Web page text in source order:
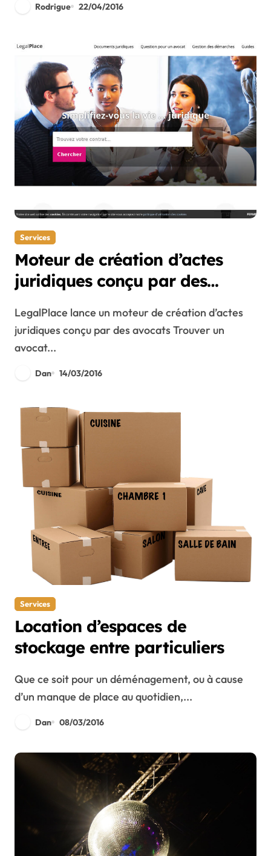
Rodrigue 22/04/2016
Services
Moteur de création d’actes
juridiques conçu par des
LegalPlace lance un moteur de création d’actes
juridiques conçu par des avocats Trouver un
avocat...
Dan 14/03/2016
Services
Location d’espaces de
stockage entre particuliers
Que ce soit pour un déménagement, ou à cause
d’un manque de place au quotidien,...
Dan 08/03/2016